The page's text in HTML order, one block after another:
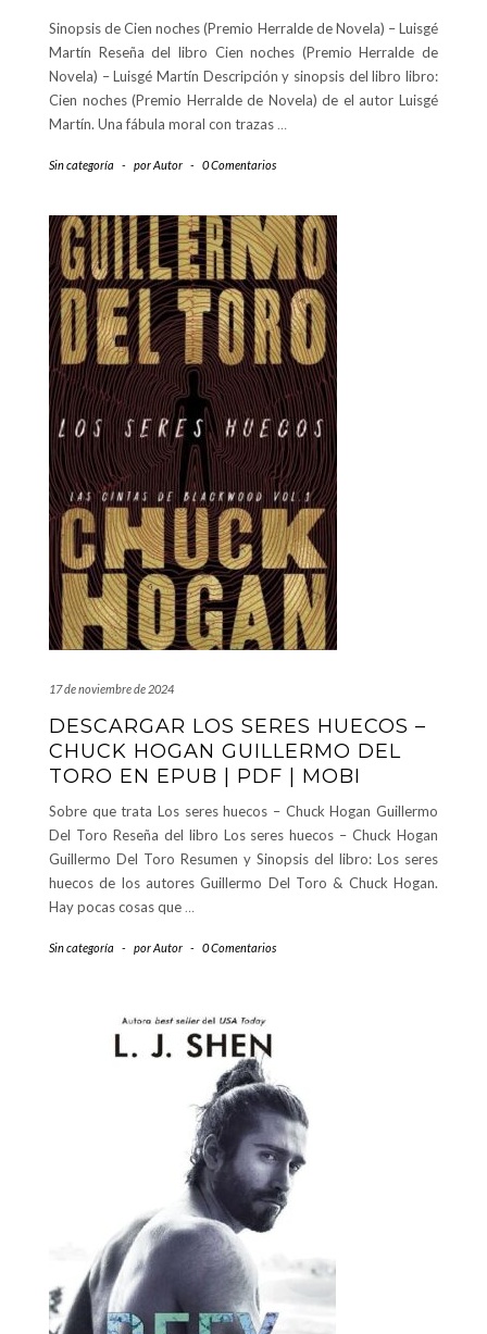
Sinopsis de Cien noches (Premio Herralde de Novela) – Luisgé
Martín Reseña del libro Cien noches (Premio Herralde de
Novela) – Luisgé Martín Descripción y sinopsis del libro libro:
Cien noches (Premio Herralde de Novela) de el autor Luisgé
Martín. Una fábula moral con trazas …
Sin categoría - porAutor - 0 Comentarios
17 de noviembre de 2024
DESCARGAR LOS SERES HUECOS –
CHUCK HOGAN GUILLERMO DEL
TORO EN EPUB | PDF | MOBI
Sobre que trata Los seres huecos – Chuck Hogan Guillermo
Del Toro Reseña del libro Los seres huecos – Chuck Hogan
Guillermo Del Toro Resumen y Sinopsis del libro: Los seres
huecos de los autores Guillermo Del Toro & Chuck Hogan.
Hay pocas cosas que …
Sin categoría - porAutor - 0 Comentarios